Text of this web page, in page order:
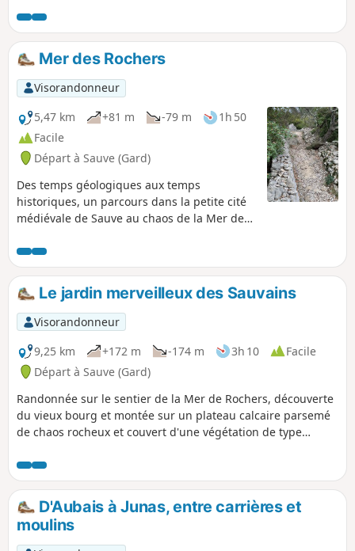
Mer des Rochers
Visorandonneur
5,47 km
+81 m -79 m
1h 50
Facile
Départ à Sauve (Gard)
Des temps géologiques aux temps
historiques, un parcours dans la petite cité
médiévale de Sauve au chaos de la Mer des
d'être interdite en fonction du niveau de
risque des incendies. Pensez à consulter la
carte.Le jardin merveilleux des Sauvains
Visorandonneur
9,25 km
+172 m -174 m 3h 10
Facile
Départ à Sauve (Gard)
Randonnée sur le sentier de la Mer de Rochers, découverte
du vieux bourg et montée sur un plateau calcaire parsemé
de chaos rocheux et couvert d'une végétation de type
abords du village de Sauve, les hommes ont autrefois
cultivés des parcelles et une légende est née.
D'Aubais à Junas, entre carrières et
moulins